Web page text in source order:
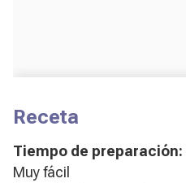
Receta
Tiempo de preparación:
Muy fácil